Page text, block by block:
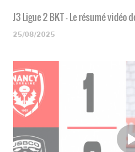
J3 Ligue 2 BKT - Le résumé vidéo
25/08/2025